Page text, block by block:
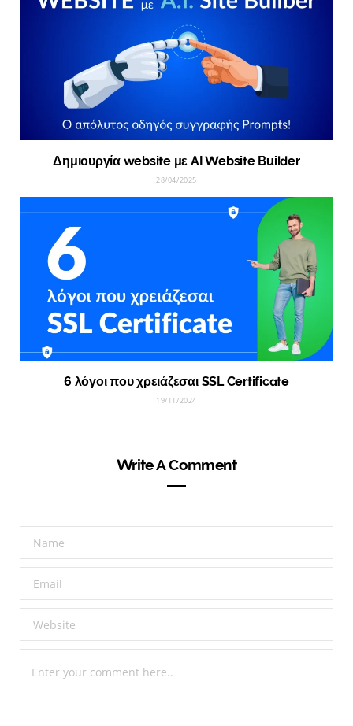
Δημιουργία website με AI Website Builder
28/04/2025
6 λόγοι που χρειάζεσαι SSL Certificate
19/11/2024
Write A Comment